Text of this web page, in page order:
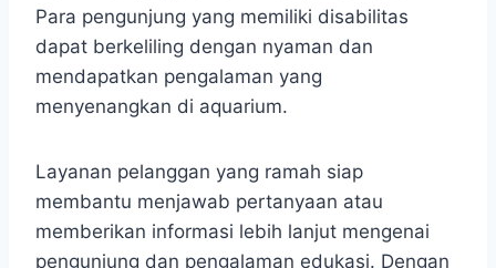
Para pengunjung yang memiliki disabilitas
dapat berkeliling dengan nyaman dan
mendapatkan pengalaman yang
menyenangkan di aquarium.
Layanan pelanggan yang ramah siap
membantu menjawab pertanyaan atau
memberikan informasi lebih lanjut mengenai
pengunjung dan pengalaman edukasi. Dengan